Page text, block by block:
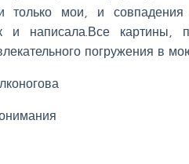
только мои, и
и написала.Все картины,
погружения в